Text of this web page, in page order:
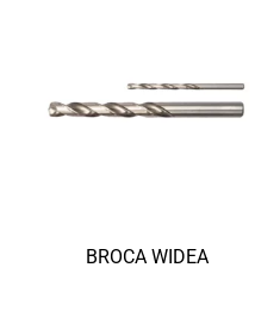
BROCA WIDEA